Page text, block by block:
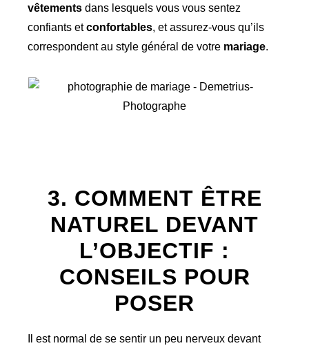
vêtements dans lesquels vous vous sentez
confiants etconfortables, et assurez-vous qu’ils
correspondent au style général de votre mariage.
3. COMMENT ÊTRE
NATUREL DEVANT
L’OBJECTIF :
CONSEILS POUR
POSER
Il est normal de se sentir un peu nerveux devant